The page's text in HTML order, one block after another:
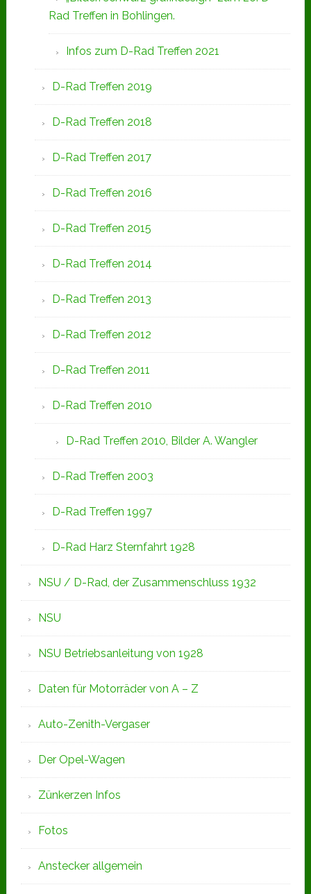
Rad Treffen in Bohlingen.
Infos zum D-Rad Treffen 2021
D-Rad Treffen 2019
D-Rad Treffen 2018
D-Rad Treffen 2017
D-Rad Treffen 2016
D-Rad Treffen 2015
D-Rad Treffen 2014
D-Rad Treffen 2013
D-Rad Treffen 2012
D-Rad Treffen 2011
D-Rad Treffen 2010
D-Rad Treffen 2010, Bilder A. Wangler
D-Rad Treffen 2003
D-Rad Treffen 1997
D-Rad Harz Sternfahrt 1928
NSU / D-Rad, der Zusammenschluss 1932
NSU
NSU Betriebsanleitung von 1928
Daten für Motorräder von A – Z
Auto-Zenith-Vergaser
Der Opel-Wagen
Zünkerzen Infos
Fotos
Anstecker allgemein